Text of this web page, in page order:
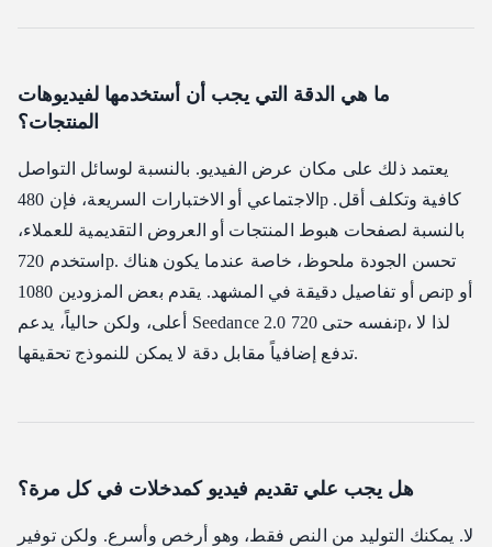
ما هي الدقة التي يجب أن أستخدمها لفيديوهات
المنتجات؟
يعتمد ذلك على مكان عرض الفيديو. بالنسبة لوسائل التواصل
الاجتماعي أو الاختبارات السريعة، فإن 480p كافية وتكلف أقل.
بالنسبة لصفحات هبوط المنتجات أو العروض التقديمية للعملاء،
استخدم 720p. تحسن الجودة ملحوظ، خاصة عندما يكون هناك
نص أو تفاصيل دقيقة في المشهد. يقدم بعض المزودين 1080p أو
أعلى، ولكن حالياً، يدعم Seedance 2.0 نفسه حتى 720p، لذا لا
تدفع إضافياً مقابل دقة لا يمكن للنموذج تحقيقها.
هل يجب علي تقديم فيديو كمدخلات في كل مرة؟
لا. يمكنك التوليد من النص فقط، وهو أرخص وأسرع. ولكن توفير